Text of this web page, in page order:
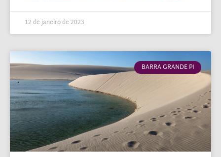
12 de janeiro de 2023
BARRA GRANDE PI